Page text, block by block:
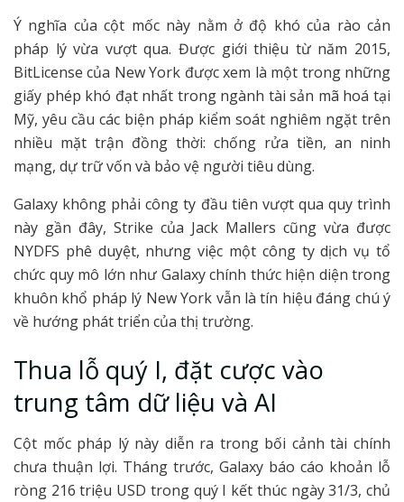
Ý nghĩa của cột mốc này nằm ở độ khó của rào cản
pháp lý vừa vượt qua. Được giới thiệu từ năm 2015,
BitLicense của New York được xem là một trong những
giấy phép khó đạt nhất trong ngành tài sản mã hoá tại
Mỹ, yêu cầu các biện pháp kiểm soát nghiêm ngặt trên
nhiều mặt trận đồng thời: chống rửa tiền, an ninh
mạng, dự trữ vốn và bảo vệ người tiêu dùng.
Galaxy không phải công ty đầu tiên vượt qua quy trình
này gần đây, Strike của Jack Mallers cũng vừa được
NYDFS phê duyệt, nhưng việc một công ty dịch vụ tổ
chức quy mô lớn như Galaxy chính thức hiện diện trong
khuôn khổ pháp lý New York vẫn là tín hiệu đáng chú ý
về hướng phát triển của thị trường.
Thua lỗ quý I, đặt cược vào
trung tâm dữ liệu và AI
Cột mốc pháp lý này diễn ra trong bối cảnh tài chính
chưa thuận lợi. Tháng trước, Galaxy báo cáo khoản lỗ
ròng 216 triệu USD trong quý I kết thúc ngày 31/3, chủ